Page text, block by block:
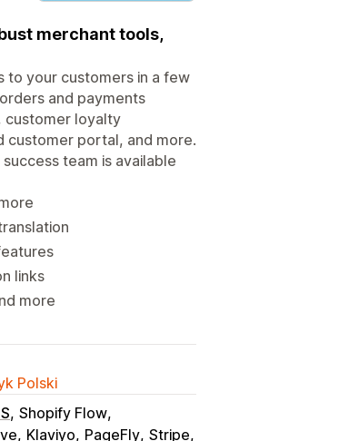
merchant tools,
to your customers in a few
and payments
customer loyalty
customer portal, and more.
team is available
links
more
Polski
Shopify Flow
Klaviyo PageFly Stripe